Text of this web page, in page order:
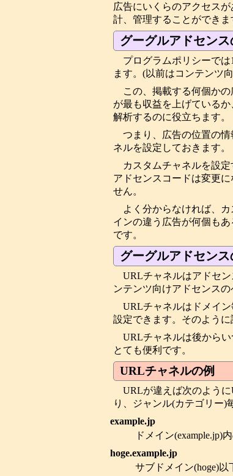
広告にいくらのアクセス
計、管理することができま
グーグルアドセン
プログラムポリシーで
ます。(以前はコンテンツ
この、掲載する何個か
が最も収益を上げている
解析するのに役立ちます。
つまり、広告の位置の
ネルを設定しておきます。
カスタムチャネルを設
アドセンスコードは変更
せん。
よく分からなければ、
インの違う広告が何個も
です。
グーグルアドセン
URLチャネルはアドセ
ンテンツ向けアドセンス
URLチャネルはドメイ
設定できます。そのよう
URLチャネルは後から
とても便利です。
URLチャネルの例
URLが違えば次のよう
り、ジャンル(カテゴリー)
example.jp
ドメイン(example.jp)
hoge.example.jp
サブドメイン(hoge)以